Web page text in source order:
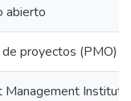
abierto
de proyectos (PMO)
Management